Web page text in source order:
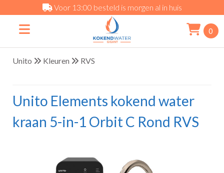
Voor 13:00 besteld is morgen al in huis
0
Unito Kleuren RVS
Unito Elements kokend water
kraan 5-in-1 Orbit C Rond RVS